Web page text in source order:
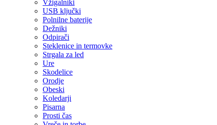
Vžigalniki
USB ključki
Polnilne baterije
Dežniki
Odpirači
Steklenice in termovke
Strgala za led
Ure
Skodelice
Orodje
Obeski
Koledarji
Pisarna
Prosti čas